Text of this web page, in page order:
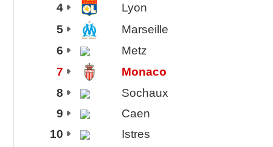
4
Lyon
5
Marseille
6
Metz
7
Monaco
8
Sochaux
9
Caen
10
Istres